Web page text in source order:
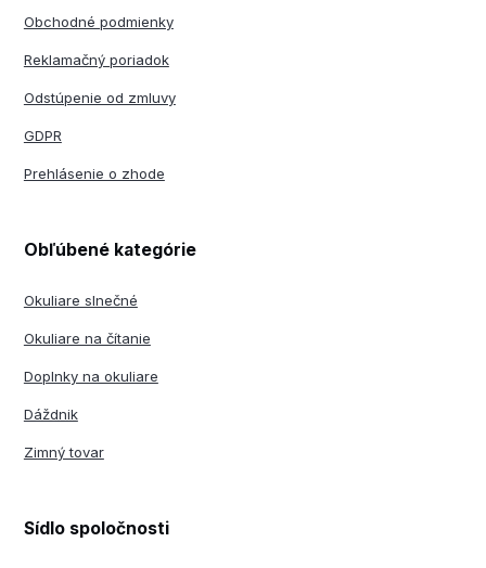
Obchodné podmienky
Reklamačný poriadok
Odstúpenie od zmluvy
GDPR
Prehlásenie o zhode
Obľúbené kategórie
Okuliare slnečné
Okuliare na čítanie
Doplnky na okuliare
Dáždnik
Zimný tovar
Sídlo spoločnosti